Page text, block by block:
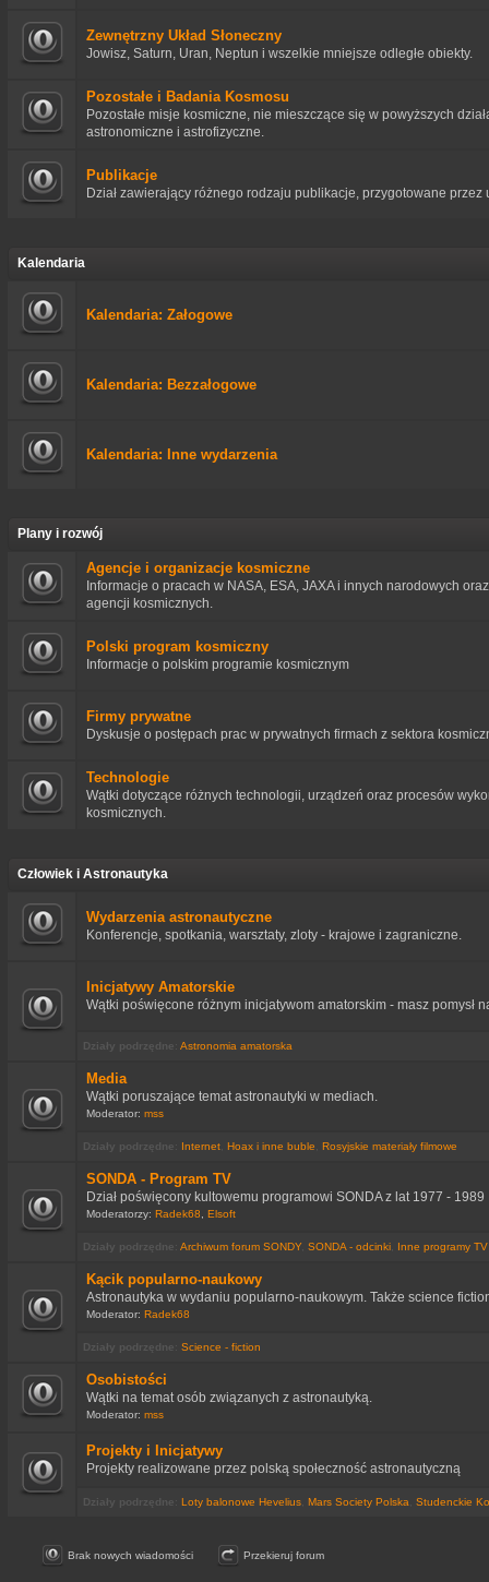
Zewnętrzny Układ Słoneczny
Jowisz, Saturn, Uran, Neptun i wszelkie mniejsze odległe obiekty.
Pozostałe i Badania Kosmosu
Pozostałe misje kosmiczne, nie mieszczące się w powyższych
astronomiczne i astrofizyczne.
Publikacje
Dział zawierający różnego rodzaju publikacje, przygotowane przez
Kalendaria
Kalendaria: Załogowe
Kalendaria: Bezzałogowe
Kalendaria: Inne wydarzenia
Plany i rozwój
Agencje i organizacje kosmiczne
Informacje o pracach w NASA, ESA, JAXA i innych narodowych
agencji kosmicznych.
Polski program kosmiczny
Informacje o polskim programie kosmicznym
Firmy prywatne
Dyskusje o postępach prac w prywatnych firmach z sektora
Technologie
Wątki dotyczące różnych technologii, urządzeń oraz procesów
kosmicznych.
Człowiek i Astronautyka
Wydarzenia astronautyczne
Konferencje, spotkania, warsztaty, zloty - krajowe i zagraniczne.
Inicjatywy Amatorskie
Wątki poświęcone różnym inicjatywom amatorskim - masz pomysł
Działy podrzędne Astronomia amatorska
Media
Wątki poruszające temat astronautyki w mediach.
Moderator:mss
Działy podrzędne Internet Hoax i inne buble Rosyjskie materiały filmowe
SONDA - Program TV
Dział poświęcony kultowemu programowi SONDA z lat 1977 - 1989
Moderatorzy:Radek68 ,Elsoft
Działy podrzędne Archiwum forum SONDY, SONDA - odcinki Inne programy
Kącik popularno-naukowy
Astronautyka w wydaniu popularno-naukowym. Także science
Moderator:Radek68
Działy podrzędne Science - fiction
Osobistości
Wątki na temat osób związanych z astronautyką.
Moderator:mss
Projekty i Inicjatywy
Projekty realizowane przez polską społeczność astronautyczną
Działy podrzędne Loty balonowe Hevelius Mars Society Polska Studenckie
Brak nowych wiadomości Przekieruj forum